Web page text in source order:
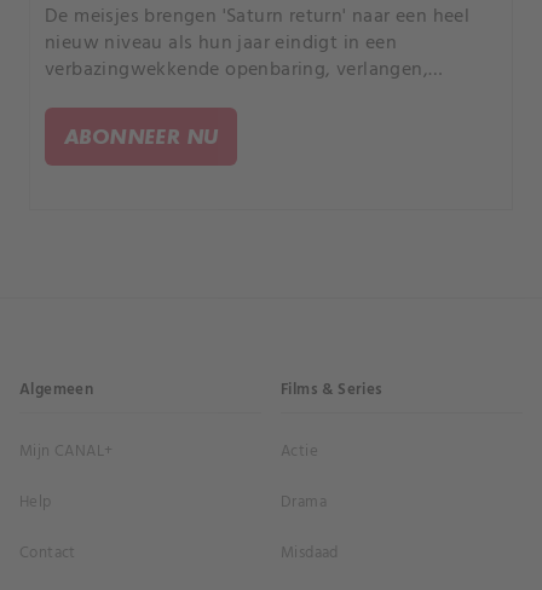
De meisjes brengen 'Saturn return' naar een heel
nieuw niveau als hun jaar eindigt in een
verbazingwekkende openbaring, verlangen,
ABONNEER NU
Algemeen
Mijn CANAL+
Help
Contact
Films & Series
Actie
Drama
Misdaad